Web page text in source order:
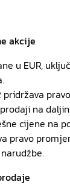
akcije
u EUR,
pridržava
na
cijene na
pravo